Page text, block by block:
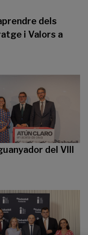
dels
i Valors a
del VIII